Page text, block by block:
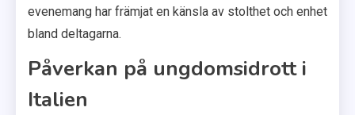
evenemang har främjat en känsla av stolthet och enhet
bland deltagarna.
Påverkan på ungdomsidrott i
Italien